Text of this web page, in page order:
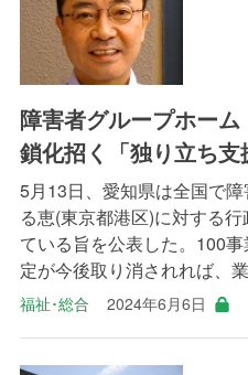
障害者グループホー
鎖化招く「独り立ち支
5月13日、愛知県は全国で
る恵(東京都港区)に対する
ている旨を公表した。100
定が今後取り消されれば、
福祉･総合 2024年6月6日